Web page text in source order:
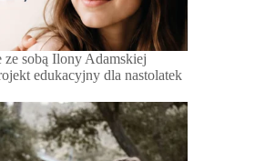
sobą Ilony Adamskiej
edukacyjny dla nastolatek